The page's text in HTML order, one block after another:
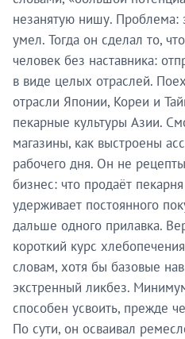
незанятую нишу. Проблема:
умел. Тогда он сделал то,
человек без наставника:
в виде целых отраслей.
отрасли Японии, Кореи и
пекарные культуры Азии.
магазины, как выстроены
рабочего дня. Он не
бизнес: что продаёт
удерживает постоянного
дальше одного прилавка.
короткий курс
словам, хотя бы базовые
экстренный ликбез.
способен усвоить, прежде
По сути, он осваивал